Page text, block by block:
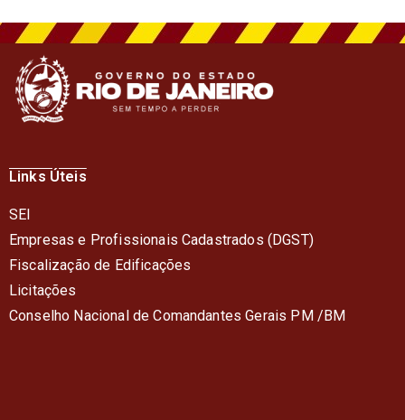
Links Úteis
SEI
Empresas e Profissionais Cadastrados (DGST)
Fiscalização de Edificações
Licitações
Conselho Nacional de Comandantes Gerais PM /BM